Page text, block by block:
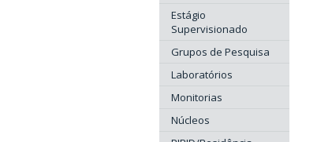
Estágio
Supervisionado
Grupos de Pesquisa
Laboratórios
Monitorias
Núcleos